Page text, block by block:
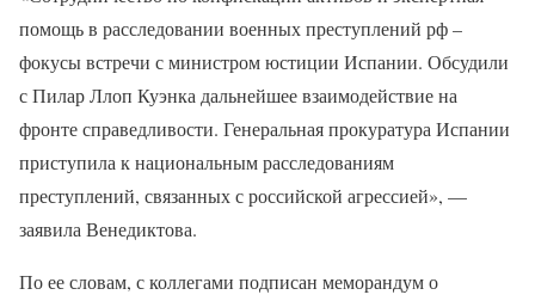
помощь в расследовании военных преступлений рф –
фокусы встречи с министром юстиции Испании. Обсудили
с Пилар Ллоп Куэнка дальнейшее взаимодействие на
фронте справедливости. Генеральная прокуратура Испании
приступила к национальным расследованиям
преступлений, связанных с российской агрессией», —
заявила Венедиктова.
По ее словам, с коллегами подписан меморандум о